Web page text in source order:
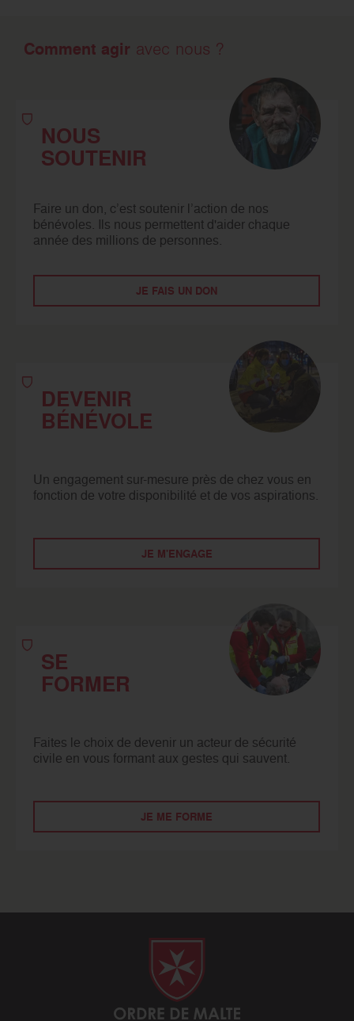
Comment agir avec nous ?
NOUS
SOUTENIR
Faire un don, c’est soutenir l’action de nos
bénévoles. Ils nous permettent d'aider chaque
année des millions de personnes.
JE FAIS UN DON
DEVENIR
BÉNÉVOLE
Un engagement sur-mesure près de chez vous en
fonction de votre disponibilité et de vos aspirations.
JE M'ENGAGE
SE
FORMER
Faites le choix de devenir un acteur de sécurité
civile en vous formant aux gestes qui sauvent.
JE ME FORME